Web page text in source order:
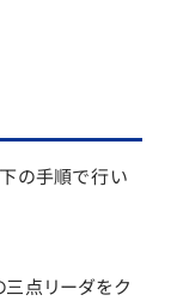
の手順で行い
点リーダをク